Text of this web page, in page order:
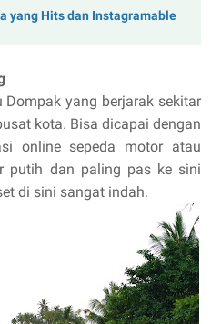
yang Hits dan Instagramable
yang berjarak sekitar
kota. Bisa dicapai dengan
online sepeda motor atau
putih dan paling pas ke sini
di sini sangat indah.